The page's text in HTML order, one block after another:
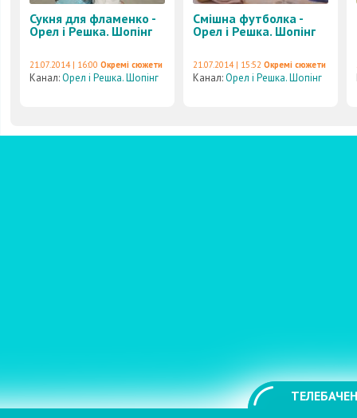
Сукня для фламенко -
Орел і Решка. Шопінг
21.07.2014 | 16:00 Окремі сюжети
Канал:Орел і Решка. Шопінг
Смішна футболка -
Орел і Решка. Шопінг
21.07.2014 | 15:52 Окремі сюжети
Канал:Орел і Решка. Шопінг